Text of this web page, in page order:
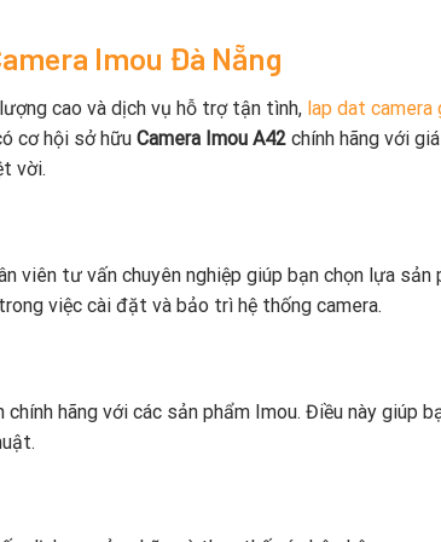
Imou Đà Nẵng
cao và dịch vụ hỗ trợ tận tình, lap dat camera
cơ hội sở hữu Camera Imou A42 chính hãng với
vời.
viên tư vấn chuyên nghiệp giúp bạn chọn lựa sản
việc cài đặt và bảo trì hệ thống camera.
hãng với các sản phẩm Imou. Điều này giúp